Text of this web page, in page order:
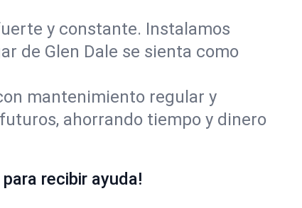
y constante. Instalamos
de Glen Dale se sienta como
mantenimiento regular y
ahorrando tiempo y dinero
recibir ayuda!